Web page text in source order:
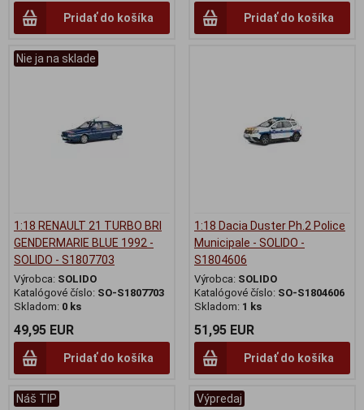
Pridať do košíka Pridať do košíka
Nie ja na sklade
1:18 RENAULT 21 TURBO BRI
GENDERMARIE BLUE 1992 -
SOLIDO - S1807703
Výrobca: SOLIDO
Katalógové číslo: SO-S1807703
Skladom: 0 ks
49,95 EUR
Pridať do košíka
1:18 Dacia Duster Ph.2 Police
Municipale - SOLIDO -
S1804606
Výrobca: SOLIDO
Katalógové číslo: SO-S1804606
Skladom: 1 ks
51,95 EUR
Pridať do košíka
Náš TIP
Výpredaj